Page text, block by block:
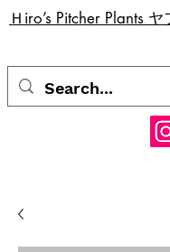
Ｈiro’s Pitcher Plants